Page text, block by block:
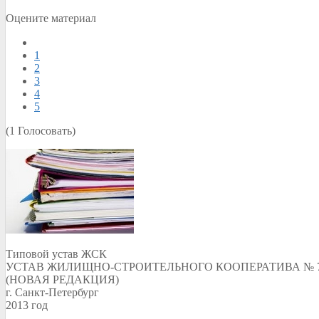
Оцените материал
1
2
3
4
5
(1 Голосовать)
Типовой устав ЖСК
УСТАВ ЖИЛИЩНО-СТРОИТЕЛЬНОГО КООПЕРАТИВА №
(НОВАЯ РЕДАКЦИЯ)
г. Санкт-Петербург
2013 год